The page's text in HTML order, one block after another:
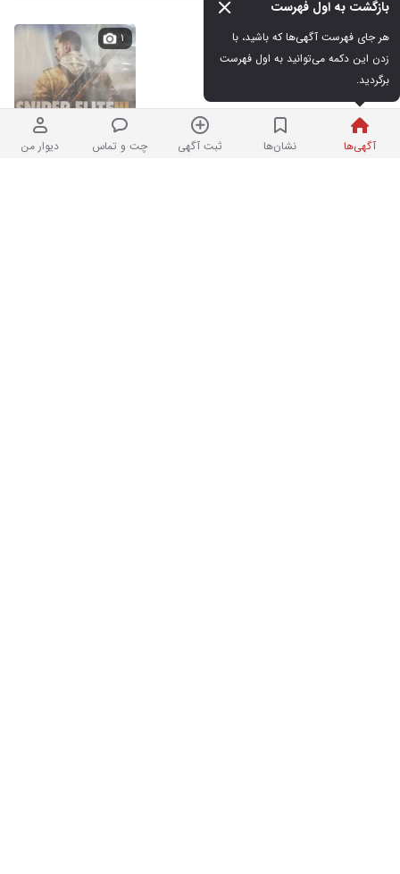
آگهی‌ها
بازگشت به اول فهرست
برگردید.
نشان‌ها ثبت آگهی چت و تماس دیوار من
بازی sniper
کارکرده
۱۰,۰۰۰,۰۰۰ تومان
نردبان شده | فروشگاهدر اباذر
۱